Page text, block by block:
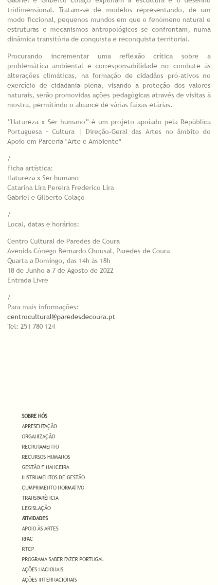
tridimensional. Tratam-se de modelos representando, de um
modo ficcional, pequenos mundos em que o fenómeno natural e
estruturas e mecanismos antropológicos se confrontam, numa
dinâmica transitória de conquista e reconquista territorial.
Procurando incrementar uma reflexão crítica sobre a
problemática ambiental e corresponsabilidade no combate às
alterações climáticas, na formação de cidadãos pró-ativos no
exercício de cidadania plena, visando a proteção dos valores
naturais, serão promovidas ações pedagógicas através de visitas à
mostra, permitindo o alcance de várias faixas etárias.
“Natureza x Ser humano” é um projeto apoiado pela República
Portuguesa – Cultura | Direção-Geral das Artes no âmbito do
Apoio em Parceria "Arte e Ambiente"
/
Ficha artística:
​Natureza x Ser humano
Catarina Lira Pereira Frederico Lira
Gabriel e Gilberto Colaço
/
Local, datas e horários:
Centro Cultural de Paredes de Coura
Avenida Cónego Bernardo Chousal, Paredes de Coura
Quarta a Domingo, das 14h às 18h
18 de Junho a 7 de Agosto de 2022
Entrada Livre
/
Para mais informações:
centrocultural@paredesdecoura.pt
Tel: 251 780 124
SOBRE NÓS
APRESENTAÇÃO
ORGANIZAÇÃO
RECRUTAMENTO
RECURSOS HUMANOS
GESTÃO FINANCEIRA
INSTRUMENTOS DE GESTÃO
CUMPRIMENTO NORMATIVO
TRANSPARÊNCIA
LEGISLAÇÃO
ATIVIDADES
APOIO ÀS ARTES
RPAC
RTCP
PROGRAMA SABER FAZER PORTUGAL
AÇÕES NACIONAIS
AÇÕES INTERNACIONAIS